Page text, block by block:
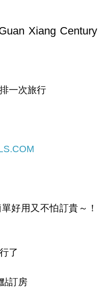
Xiang Century
一次旅行
好用又不怕訂貴～！
了
訂房